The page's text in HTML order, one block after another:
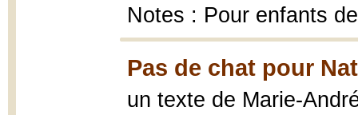
Notes : Pour enfants
Pas de chat pour
un texte de Marie-